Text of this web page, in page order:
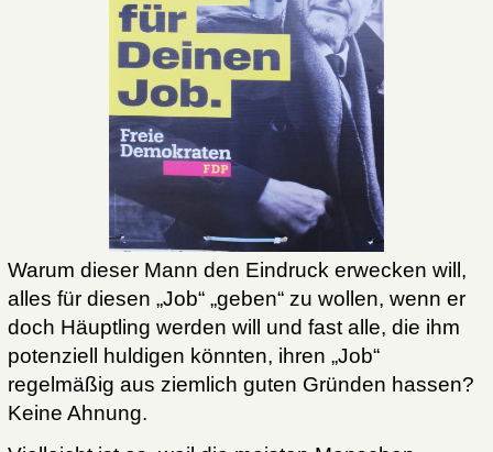
Warum dieser Mann den Eindruck erwecken will,
alles für diesen „Job“ „geben“ zu wollen, wenn er
doch Häuptling werden will und fast alle, die ihm
potenziell huldigen könnten, ihren „Job“
regelmäßig aus ziemlich guten Gründen hassen?
Keine Ahnung.